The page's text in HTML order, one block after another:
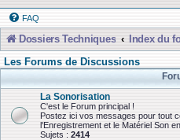
FAQ
Dossiers Techniques Index du
Les Forums de Discussions
La Sonorisation
C'est le Forum principal !
Postez ici vos messages pour tout
l'Enregistrement et le Matériel Son
Sujets : 2414